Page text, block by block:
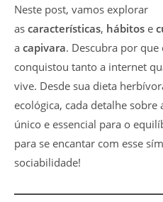
Neste post, vamos explorar
as características, hábitos e
a capivara. Descubra por
conquistou tanto a internet
vive. Desde sua dieta
ecológica, cada detalhe sobre
único e essencial para o
para se encantar com esse
sociabilidade!